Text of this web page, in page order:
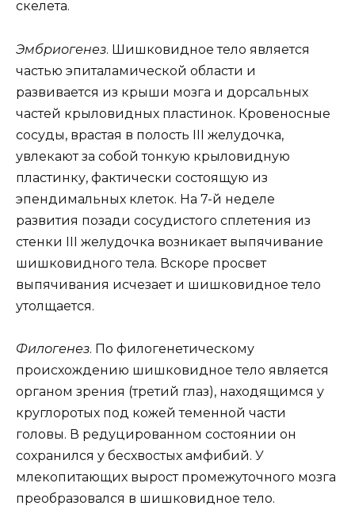
скелета.
Эмбриогенез. Шишковидное тело является
частью эпиталамической области и
развивается из крыши мозга и дорсальных
частей крыловидных пластинок. Кровеносные
сосуды, врастая в полость III желудочка,
увлекают за собой тонкую крыловидную
пластинку, фактически состоящую из
эпендимальных клеток. На 7-й неделе
развития позади сосудистого сплетения из
стенки III желудочка возникает выпячивание
шишковидного тела. Вскоре просвет
выпячивания исчезает и шишковидное тело
утолщается.
Филогенез. По филогенетическому
происхождению шишковидное тело является
органом зрения (третий глаз), находящимся у
круглоротых под кожей теменной части
головы. В редуцированном состоянии он
сохранился у бесхвостых амфибий. У
млекопитающих вырост промежуточного мозга
преобразовался в шишковидное тело.